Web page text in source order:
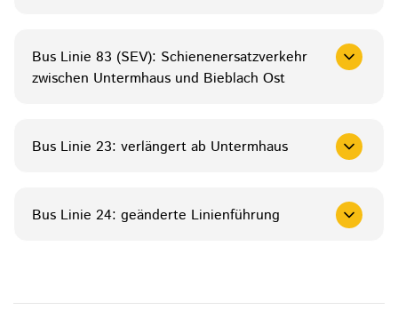
Bus Linie 83 (SEV): Schienenersatzverkehr
zwischen Untermhaus und Bieblach Ost
Bus Linie 23: verlängert ab Untermhaus
Bus Linie 24: geänderte Linienführung